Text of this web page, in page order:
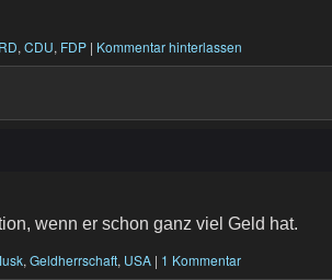
, CDU, FDP | Kommentar hinterlassen
wenn er schon ganz viel Geld hat.
, Geldherrschaft, USA | 1 Kommentar